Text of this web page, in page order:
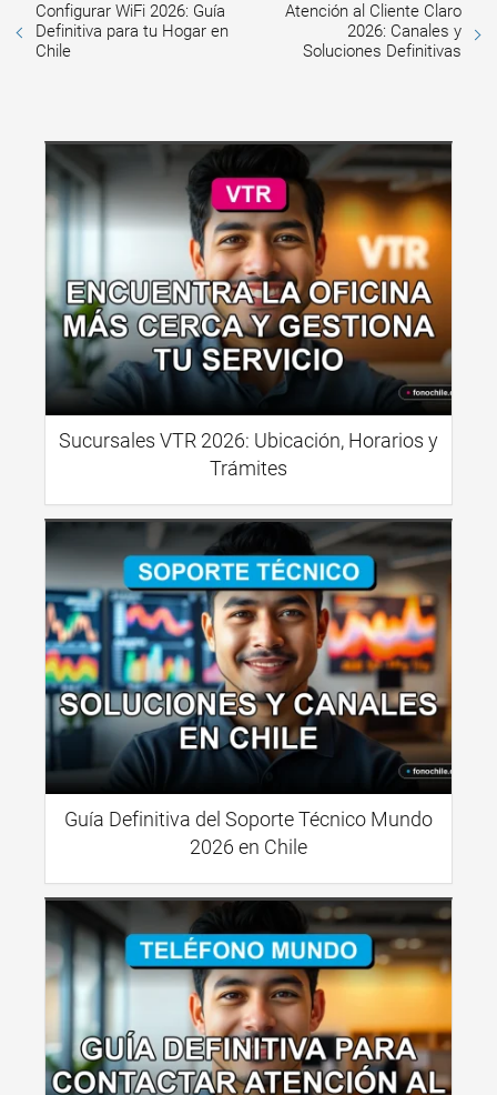
Configurar WiFi 2026: Guía
Definitiva para tu Hogar en
Chile
Atención al Cliente Claro
2026: Canales y
Soluciones Definitivas
Sucursales VTR 2026: Ubicación, Horarios y
Trámites
Guía Definitiva del Soporte Técnico Mundo
2026 en Chile